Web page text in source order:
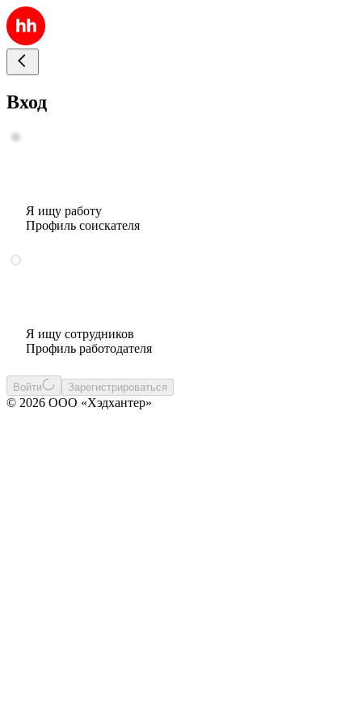
Вход
Я ищу работу
Профиль соискателя
Я ищу сотрудников
Профиль работодателя
Войти Зарегистрироваться
© 2026 ООО «Хэдхантер»